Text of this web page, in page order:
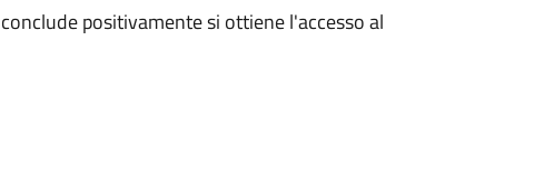
positivamente si ottiene l'accesso al